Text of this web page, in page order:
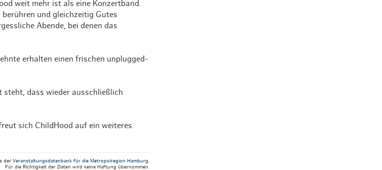
Weihnachten mit Bibi & Tina
weit mehr ist als eine Konzertband.
und gleichzeitig Gutes
Abende, bei denen das
erhalten einen frischen unplugged-
steht, dass wieder ausschließlich
sich ChildHood auf ein weiteres
der Veranstaltungsdatenbank für die Metropolregion Hamburg
Für die Richtigkeit der Daten wird keine Haftung übernommen.